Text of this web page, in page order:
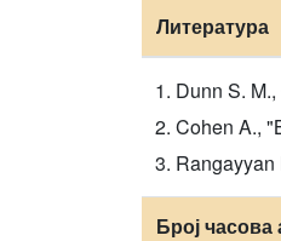
Литература
Dunn S.
Cohen A.,
Број